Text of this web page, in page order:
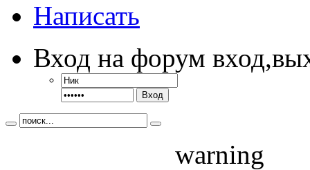
Написать
Вход на форум
Вход
warning